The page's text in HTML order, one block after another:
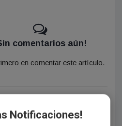
comentarios aún!
en comentar este artículo.
Notificaciones!